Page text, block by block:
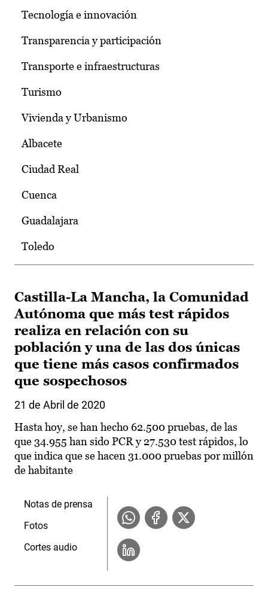
Tecnología e innovación
Transparencia y participación
Transporte e infraestructuras
Turismo
Vivienda y Urbanismo
Albacete
Ciudad Real
Cuenca
Guadalajara
Toledo
Castilla-La Mancha, la Comunidad
Autónoma que más test rápidos
realiza en relación con su
población y una de las dos únicas
que tiene más casos confirmados
que sospechosos
21 de Abril de 2020
Hasta hoy, se han hecho 62.500 pruebas, de las
que 34.955 han sido PCR y 27.530 test rápidos, lo
que indica que se hacen 31.000 pruebas por millón
de habitante
Notas de prensa
Fotos
Cortes audio